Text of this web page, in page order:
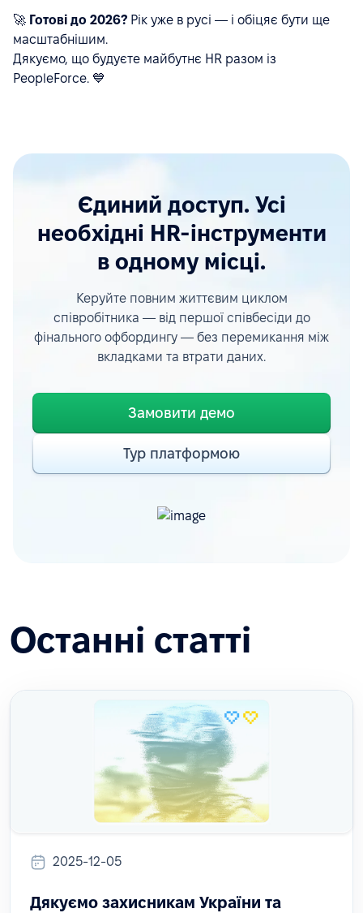
🚀 Готові до 2026? Рік уже в русі — і обіцяє бути ще
масштабнішим.
Дякуємо, що будуєте майбутнє HR разом із
PeopleForce. 💙
Єдиний доступ. Усі
необхідні HR-інструменти
в одному місці.
Керуйте повним життєвим циклом
співробітника — від першої співбесіди до
фінального офбордингу — без перемикання між
вкладками та втрати даних.
Замовити демо
Тур платформою
Останні статті
2025-12-05
Дякуємо захисникам України та